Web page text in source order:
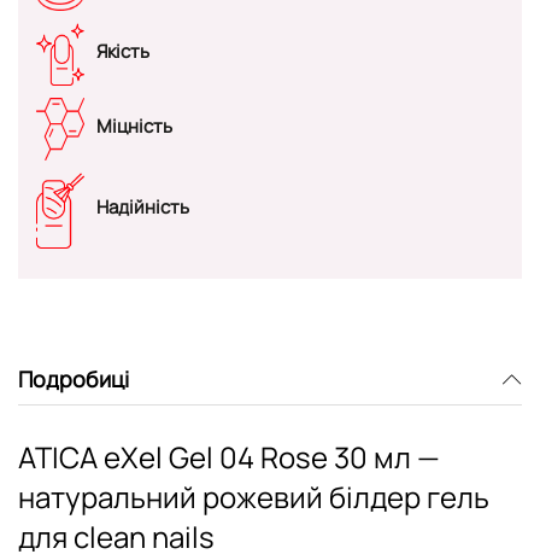
Якість
Міцність
Надійність
Подробиці
ATICA eXel Gel 04 Rose 30 мл —
натуральний рожевий білдер гель
для clean nails